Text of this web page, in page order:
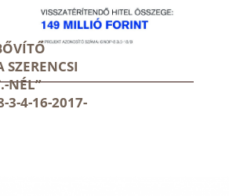
SZERENCSI
NÉL”
3-4-16-2017-